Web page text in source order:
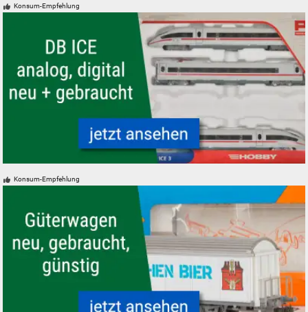
Konsum-Empfehlung
Konsum-Empfehlung